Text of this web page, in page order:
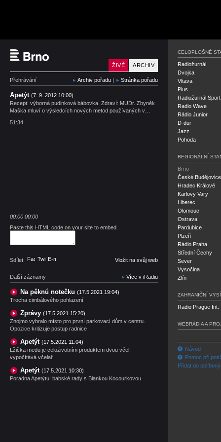
Český rozhlas Brno
ARCHIV
ŽIVĚ
Přehrávání Archiv pořadu | Stránka pořadu
Apetýt (7. 9. 2012 10:00)
Recept: výborná pudinková bábovka. Zdraví: MUDr. Zbyněk
Maška mluví o výsledcích nových metod používaných v…
51:34
00:00 00:00
Paste this HTML code on your site to embed.
Sdílet: Facebook
TwitterE-mail Vložit na svůj web
Další záznamy Více v iRadiu
Na pěknú notečku (17.5.2021 19:04)
Trocha cimbálového pohlazení
Zprávy (17.5.2021 15:20)
Znojmo vybralo místo pro první parkovací dům v centru.
Opozice kritizuje postup radnice
Apetýt (17.5.2021 11:04)
Lžička medu je celoživotním produktem dvou včel,
vypočítává včelař
Apetýt (17.5.2021 10:30)
Poradna Apetýtu: babské rady s Blankou Kocourkovou
CELOPLOŠNÉ
Radiožurnál
Dvojka
Vltava
Plus
Radiožurnál Sport
Radio Wave
Rádio Junior
D-dur
Jazz
Pohoda
REGIONÁLNÍ
Brno
České Budějovice
Hradec Králové
Karlovy Vary
Liberec
Olomouc
Ostrava
Pardubice
Plzeň
Rádio Praha
Střední Čechy
Sever
Vysočina
Zlín
ZAHRANIČNÍ
Radio Prague Int.
WEBRÁDIA A
Návod
Pomoc při
Přidat do